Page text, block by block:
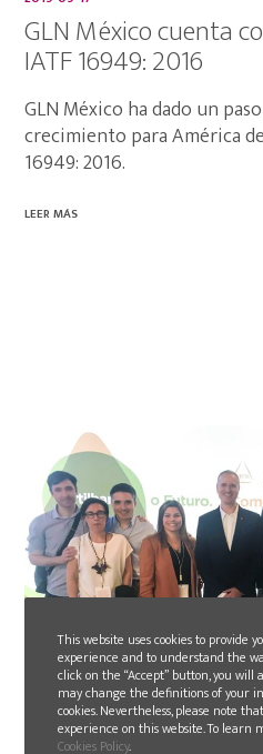
GLN México cuenta
IATF 16949: 2016
GLN México ha dado un
crecimiento para América
16949: 2016.
LEER MÁS
2019-05-20
This website uses cookies to provide
experience and to understand the
click on the “Accept” button, you will
may change the definitions of your
cookies. Nevertheless, please note
experience on this website. To learn
Cookies Policy.